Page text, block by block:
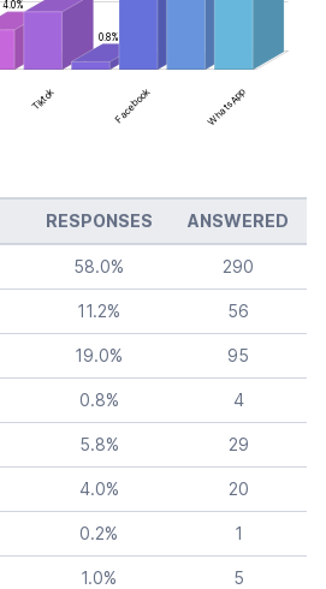
0.8%
4.0%
Facebook WhatsApp
Facebook
Tiktok
RESPONSES ANSWERED
58.0% 290
11.2% 56
19.0% 95
0.8% 4
5.8% 29
4.0% 20
0.2% 1
1.0% 5